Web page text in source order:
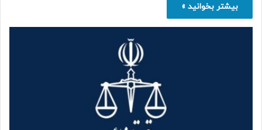
بیشتر بخوانید »